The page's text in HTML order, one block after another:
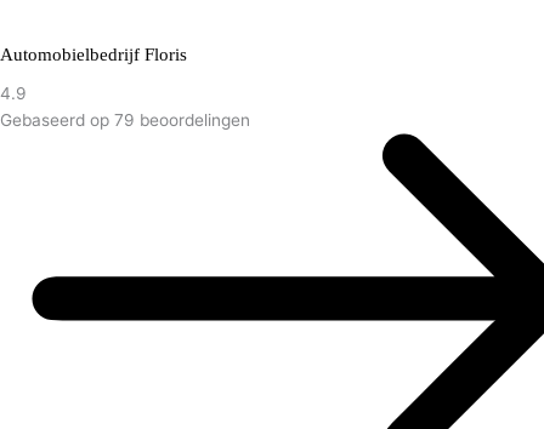
Automobielbedrijf Floris
4.9
Gebaseerd op 79 beoordelingen